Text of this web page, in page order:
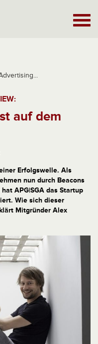
auf dem
Erfolgswelle. Als
nun durch Beacons
hat APG|SGA das Startup
Wie sich dieser
Mitgründer Alex